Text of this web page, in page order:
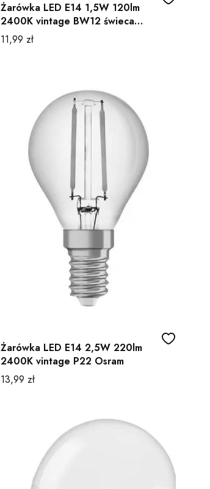
Żarówka LED E14 1,5W 120lm
2400K vintage BW12 świeca
Osram
Cena
11,99 zł
Żarówka LED E14 2,5W 220lm
2400K vintage P22 Osram
Cena
13,99 zł